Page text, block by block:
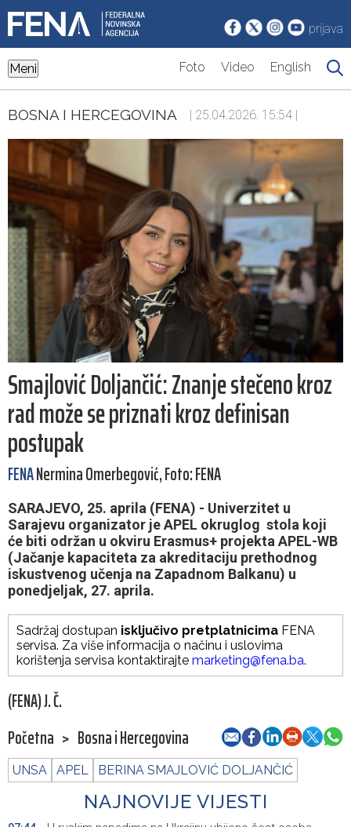
prijava
Meni Foto Video English
BOSNA I HERCEGOVINA | 25.04.2026. 15:54 |
Smajlović Doljančić: Znanje stečeno kroz
rad može se priznati kroz definisan
postupak
FENANermina Omerbegović, Foto: FENA
SARAJEVO, 25. aprila (FENA) - Univerzitet u
Sarajevu organizator je APEL okruglog stola koji
će biti održan u okviru Erasmus+ projekta APEL-WB
(Jačanje kapaciteta za akreditaciju prethodnog
iskustvenog učenja na Zapadnom Balkanu) u
ponedjeljak, 27. aprila.
Sadržaj dostupan isključivo pretplatnicima FENA
servisa. Za više informacija o načinu i uslovima
korištenja servisa kontaktirajte marketing@fena.ba.
(FENA) J. Č.
Početna > Bosna i Hercegovina
UNSA APEL BERINA SMAJLOVIĆ DOLJANČIĆ
NAJNOVIJE VIJESTI